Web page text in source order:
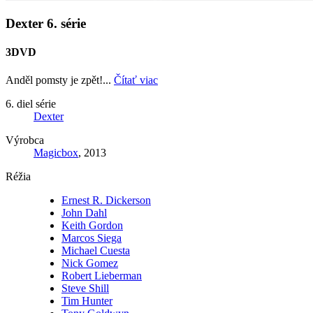
Dexter 6. série
3DVD
Anděl pomsty je zpět!... Čítať viac
6. diel série
Dexter
Výrobca
Magicbox, 2013
Réžia
Ernest R. Dickerson
John Dahl
Keith Gordon
Marcos Siega
Michael Cuesta
Nick Gomez
Robert Lieberman
Steve Shill
Tim Hunter